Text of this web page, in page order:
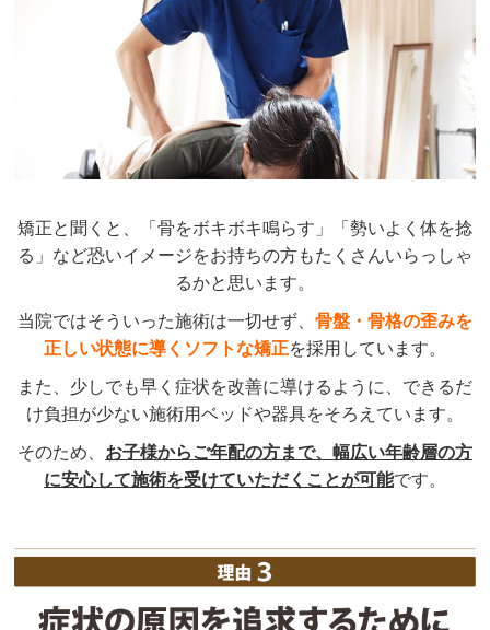
矯正と聞くと、「骨をボキボキ鳴らす」「勢いよく体を捻
る」など恐いイメージをお持ちの方もたくさんいらっしゃ
るかと思います。
当院ではそういった施術は一切せず、 骨盤・骨格の歪みを
正しい状態に導くソフトな矯正を採用しています。
また、少しでも早く症状を改善に導けるように、できるだ
け負担が少ない施術用ベッドや器具をそろえています。
そのため、 お子様からご年配の方まで、幅広い年齢層の方
に安心して施術を受けていただくことが可能です。